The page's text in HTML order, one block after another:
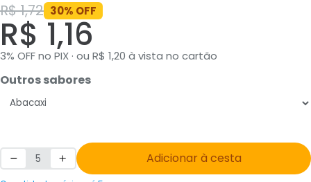
R$ 1,72 30% OFF
R$ 1,16
3% OFF no PIX · ou R$ 1,20 à vista no cartão
Outros sabores
Adicionar à cesta